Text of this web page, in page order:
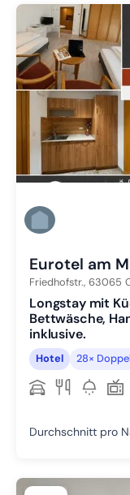
Eurotel am
Friedhofstr., 63065
Longstay mit
Bettwäsche,
inklusive.
Hotel 28×
Durchschnitt pro